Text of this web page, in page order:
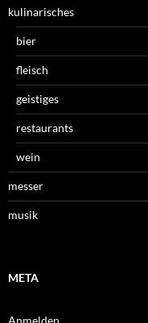
kulinarisches
bier
fleisch
geistiges
restaurants
wein
messer
musik
META